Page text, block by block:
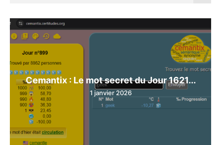
Cemantix : Le mot secret du Jour 1621...
1 janvier 2026